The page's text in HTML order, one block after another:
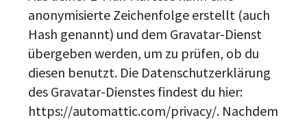
anonymisierte Zeichenfolge erstellt (auch
Hash genannt) und dem Gravatar-Dienst
übergeben werden, um zu prüfen, ob du
diesen benutzt. Die Datenschutzerklärung
des Gravatar-Dienstes findest du hier:
https://automattic.com/privacy/. Nachdem